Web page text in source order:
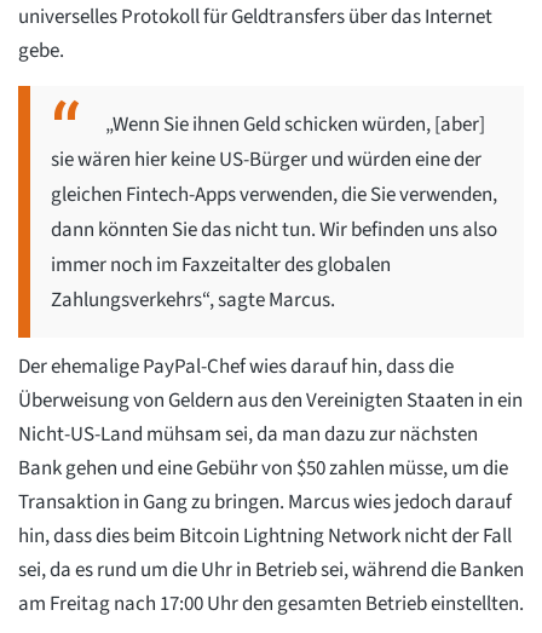
universelles Protokoll für Geldtransfers über das Internet
gebe.
„Wenn Sie ihnen Geld schicken würden, [aber]
sie wären hier keine US-Bürger und würden eine der
gleichen Fintech-Apps verwenden, die Sie verwenden,
dann könnten Sie das nicht tun. Wir befinden uns also
immer noch im Faxzeitalter des globalen
Zahlungsverkehrs“, sagte Marcus.
Der ehemalige PayPal-Chef wies darauf hin, dass die
Überweisung von Geldern aus den Vereinigten Staaten in ein
Nicht-US-Land mühsam sei, da man dazu zur nächsten
Bank gehen und eine Gebühr von $50 zahlen müsse, um die
Transaktion in Gang zu bringen. Marcus wies jedoch darauf
hin, dass dies beim Bitcoin Lightning Network nicht der Fall
sei, da es rund um die Uhr in Betrieb sei, während die Banken
am Freitag nach 17:00 Uhr den gesamten Betrieb einstellten.